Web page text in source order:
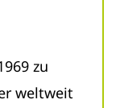
zu
weltweit